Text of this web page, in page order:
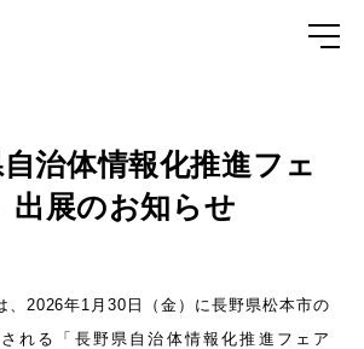
自治体情報化推進フェ
出展のお知らせ
、2026年1月30日（金）に長野県松本市の
れる「長野県自治体情報化推進フェア